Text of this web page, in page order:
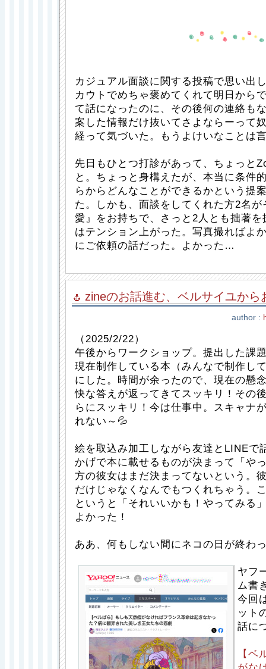
カジュアル面談に関する投稿で思い出
カウトでめちゃ褒めてくれて明日から
て話になったのに、その後何の連絡も
案した情報だけ抜いてさよならーって
経って気づいた。もうよけいなことは
先日もひとつ打診があって、ちょっと
と。ちょっと身構えたが、本当に条件
らからどんなことができるかという提
た。しかも、面談をしてくれた方2名
愛』をお持ちで、さっと2人とも拙著
はテンション上がった。写真撮ればよ
にご依頼の話だった。よかった…
zineのお話進む、ベルサイユから
author :
（2025/2/22）
午後からワークショップ。提出した課
現在制作している本（みんなで制作し
にした。時間が余ったので、現在の懸
快な答えが返ってきてスッキリ！その
らにスッキリ！今は仕事中。スキャナ
れない～💦
絵を取込み加工しながら友達とLINEで
かげで本に載せるものが決まって「や
方の彼女はまだ決まってないという。
だけじゃなくなんでもつくれちゃう。
というと「それいいかも！やってみる
よかった！
ああ、何もしない間にネコの日が終わ
ヤフ
ム書
今回
ット
話に
【ベ